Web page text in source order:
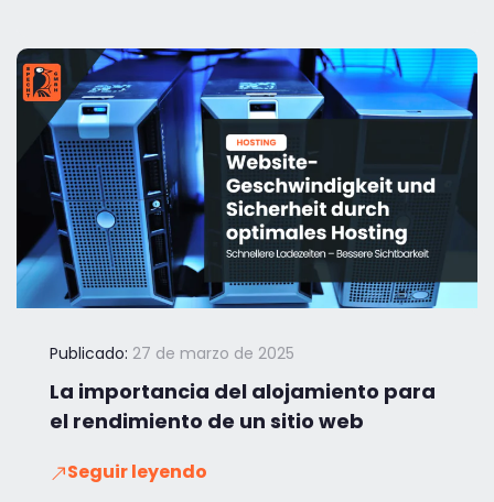
Publicado: 27 de marzo de 2025
La importancia del alojamiento para
el rendimiento de un sitio web
Seguir leyendo